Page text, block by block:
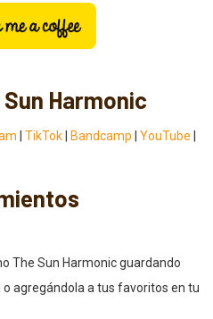
Harmonic
TikTok Bandcamp YouTube
The Sun Harmonic guardando
agregándola a tus favoritos en tu